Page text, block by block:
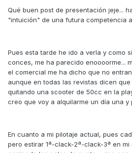
Qué buen post de presentación jeje...
"intuición" de una futura competencia
Pues esta tarde he ido a verla y como
conces, me ha parecido enoooorme...
el comercial me ha dicho que no
aunque en todas las revistas dicen
quitando una scooter de 50cc en la
creo que voy a alquilarme un día una y
En cuanto a mi pilotaje actual, pues
pero estirar 1ª-clack-2ª-clack-3ª en mi